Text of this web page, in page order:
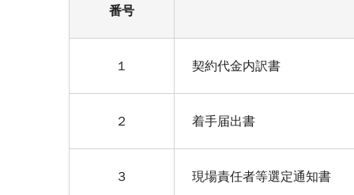
番号
１ 契約代金内訳書
２ 着手届出書
３ 現場責任者等選定通知書